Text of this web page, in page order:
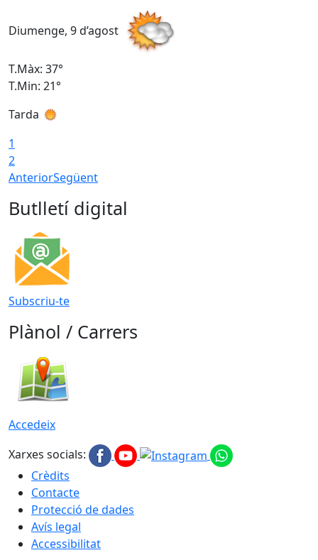
Diumenge, 9 d’agost
T.Màx: 37°
T.Min: 21°
Tarda
1
2
AnteriorSegüent
Butlletí digital
Subscriu-te
Plànol / Carrers
Accedeix
Xarxes socials:
Crèdits
Contacte
Protecció de dades
Avís legal
Accessibilitat